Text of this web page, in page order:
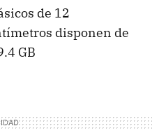
de 12
disponen de
GB